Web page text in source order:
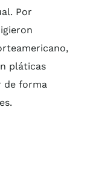
Por
pláticas
de forma